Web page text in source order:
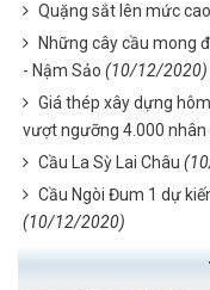
Quặng sắt lên mức
Những cây cầu mong
- Nậm Sảo (10/12/2020)
Giá thép xây dựng
vượt ngưỡng 4.000
Cầu La Sỳ Lai Châu
Cầu Ngòi Đum 1 dự
(10/12/2020)